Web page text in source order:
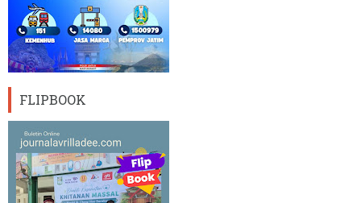
FLIPBOOK